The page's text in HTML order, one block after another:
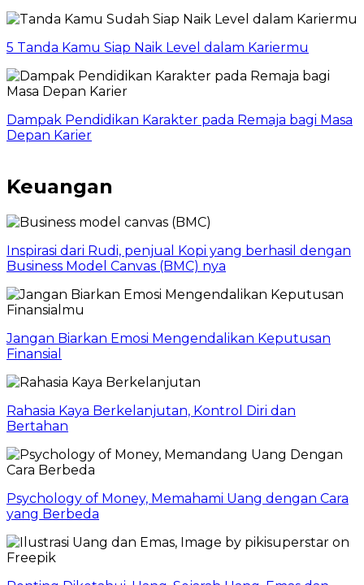
5 Tanda Kamu Siap Naik Level dalam Kariermu
Dampak Pendidikan Karakter pada Remaja bagi Masa
Depan Karier
Keuangan
Inspirasi dari Rudi, penjual Kopi yang berhasil dengan
Business Model Canvas (BMC) nya
Jangan Biarkan Emosi Mengendalikan Keputusan
Finansial
Rahasia Kaya Berkelanjutan, Kontrol Diri dan
Bertahan
Psychology of Money, Memahami Uang dengan Cara
yang Berbeda